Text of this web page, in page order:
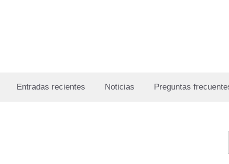
Entradas recientes Noticias Preguntas